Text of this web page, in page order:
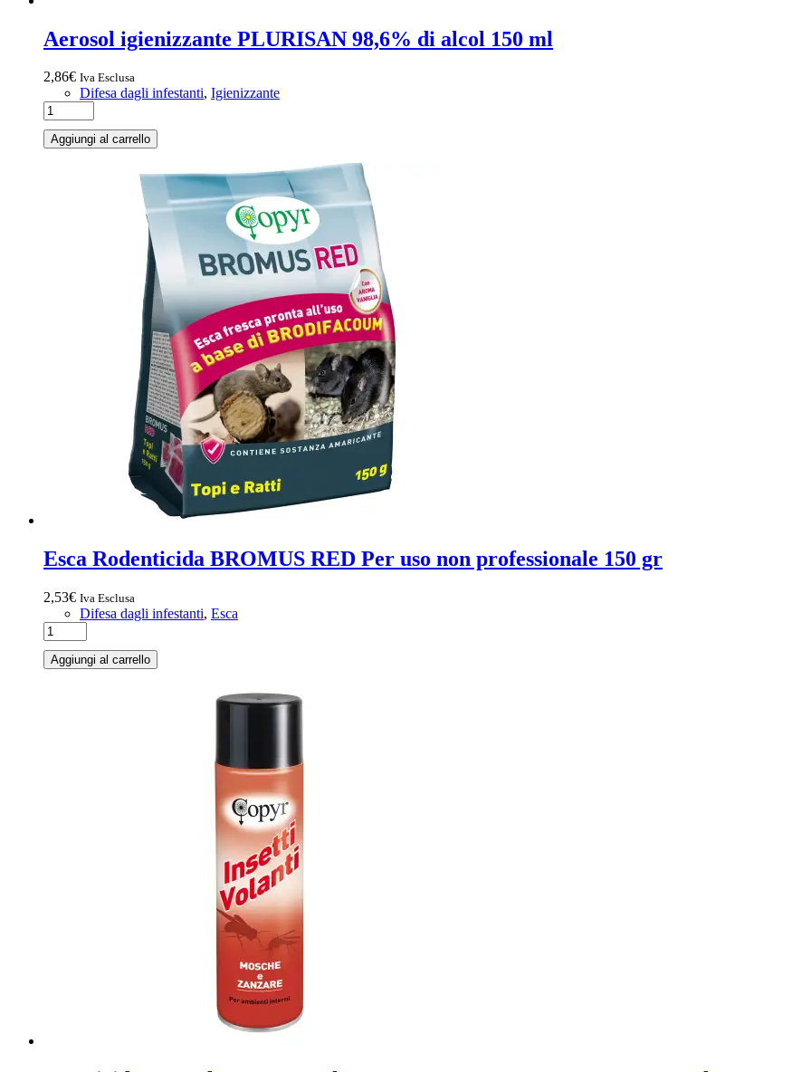
Aerosol igienizzante PLURISAN 98,6% di alcol 150 ml
2,86€ Iva Esclusa
Difesa dagli infestanti, Igienizzante
Aggiungi al carrello
Esca Rodenticida BROMUS RED Per uso non professionale 150 gr
2,53€ Iva Esclusa
Difesa dagli infestanti, Esca
Aggiungi al carrello